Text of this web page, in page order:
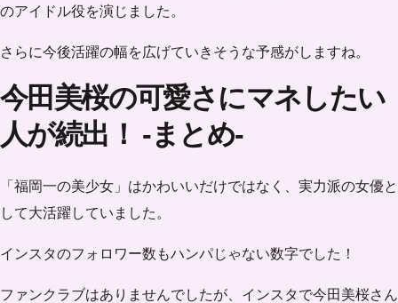
のアイドル役を演じました。
さらに今後活躍の幅を広げていきそうな予感がしますね。
今田美桜の可愛さにマネしたい
人が続出！ -まとめ-
「福岡一の美少女」はかわいいだけではなく、実力派の女優と
して大活躍していました。
インスタのフォロワー数もハンパじゃない数字でした！
ファンクラブはありませんでしたが、インスタで今田美桜さん